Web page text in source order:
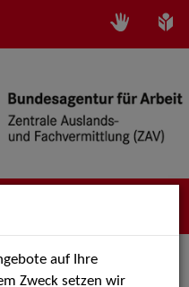
auf Ihre
Zweck setzen wir